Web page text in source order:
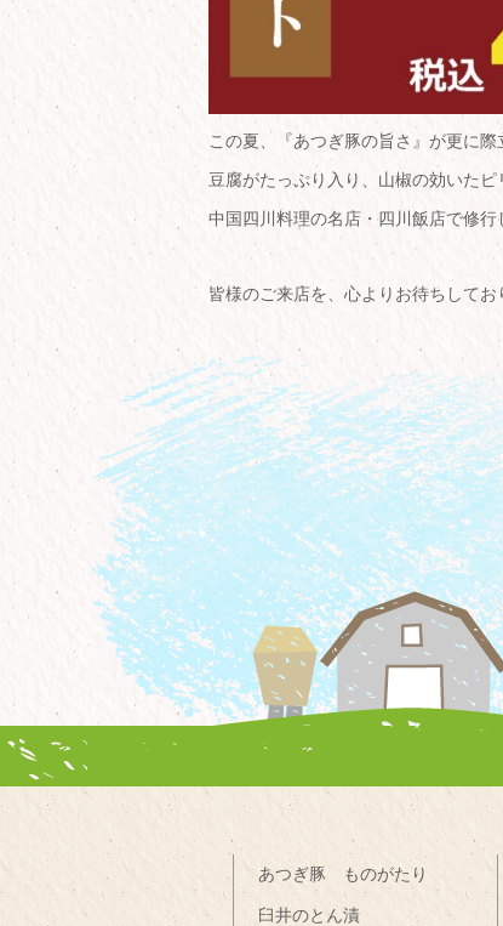
この夏、『あつぎ豚の旨さ』が更に際
豆腐がたっぷり入り、山椒の効いたピ
中国四川料理の名店・四川飯店で修
皆様のご来店を、心よりお待ちしてお
あつぎ豚 ものがたり
臼井のとん漬